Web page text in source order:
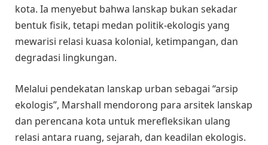
kota. Ia menyebut bahwa lanskap bukan sekadar
bentuk fisik, tetapi medan politik-ekologis yang
mewarisi relasi kuasa kolonial, ketimpangan, dan
degradasi lingkungan.
Melalui pendekatan lanskap urban sebagai “arsip
ekologis”, Marshall mendorong para arsitek lanskap
dan perencana kota untuk merefleksikan ulang
relasi antara ruang, sejarah, dan keadilan ekologis.